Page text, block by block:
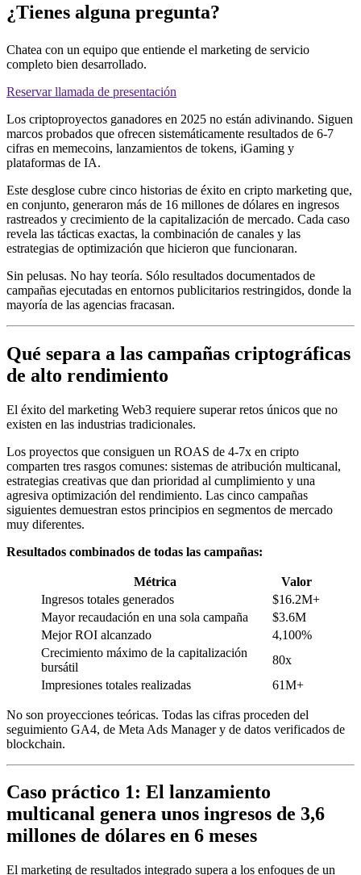
¿Tienes alguna pregunta?
Chatea con un equipo que entiende el marketing de servicio
completo bien desarrollado.
Reservar llamada de presentación
Los criptoproyectos ganadores en 2025 no están adivinando. Siguen
marcos probados que ofrecen sistemáticamente resultados de 6-7
cifras en memecoins, lanzamientos de tokens, iGaming y
plataformas de IA.
Este desglose cubre cinco historias de éxito en cripto marketing que,
en conjunto, generaron más de 16 millones de dólares en ingresos
rastreados y crecimiento de la capitalización de mercado. Cada caso
revela las tácticas exactas, la combinación de canales y las
estrategias de optimización que hicieron que funcionaran.
Sin pelusas. No hay teoría. Sólo resultados documentados de
campañas ejecutadas en entornos publicitarios restringidos, donde la
mayoría de las agencias fracasan.
Qué separa a las campañas criptográficas
de alto rendimiento
El éxito del marketing Web3 requiere superar retos únicos que no
existen en las industrias tradicionales.
Los proyectos que consiguen un ROAS de 4-7x en cripto
comparten tres rasgos comunes: sistemas de atribución multicanal,
estrategias creativas que dan prioridad al cumplimiento y una
agresiva optimización del rendimiento. Las cinco campañas
siguientes demuestran estos principios en segmentos de mercado
muy diferentes.
Resultados combinados de todas las campañas:
Métrica
Valor
Ingresos totales generados
$16.2M+
Mayor recaudación en una sola campaña
$3.6M
Mejor ROI alcanzado
4,100%
Crecimiento máximo de la capitalización
bursátil
80x
Impresiones totales realizadas
61M+
No son proyecciones teóricas. Todas las cifras proceden del
seguimiento GA4, de Meta Ads Manager y de datos verificados de
blockchain.
Caso práctico 1: El lanzamiento
multicanal genera unos ingresos de 3,6
millones de dólares en 6 meses
El marketing de resultados integrado supera a los enfoques de un